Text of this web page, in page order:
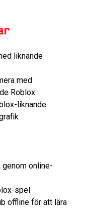
liknande
med
Roblox
liknande
online-
spel
offline för att lära